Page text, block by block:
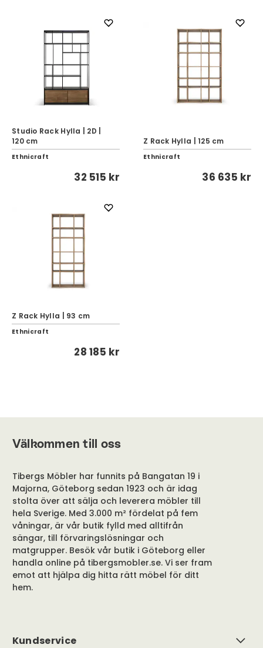
Studio Rack Hylla | 2D |
120 cm
Ethnicraft
32 515 kr
Z Rack Hylla | 125 cm
Ethnicraft
36 635 kr
Z Rack Hylla | 93 cm
Ethnicraft
28 185 kr
Välkommen till oss
Tibergs Möbler har funnits på Bangatan 19 i
Majorna, Göteborg sedan 1923 och är idag
stolta över att sälja och leverera möbler till
hela Sverige. Med 3.000 m² fördelat på fem
våningar, är vår butik fylld med alltifrån
sängar, till förvaringslösningar och
matgrupper. Besök vår butik i Göteborg eller
handla online på tibergsmobler.se. Vi ser fram
emot att hjälpa dig hitta rätt möbel för ditt
hem.
Kundservice